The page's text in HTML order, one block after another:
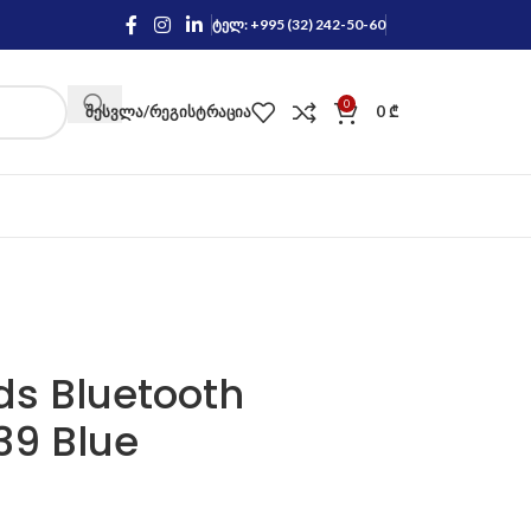
ტელ: +995 (32) 242-50-60
ᲨᲔᲡᲕᲚᲐ/ᲠᲔᲒᲘᲡᲢᲠᲐᲪᲘᲐ 0 0₾
Bluetooth
Blue